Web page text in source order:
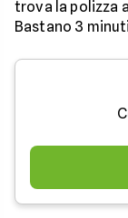
trova la polizza
Bastano 3